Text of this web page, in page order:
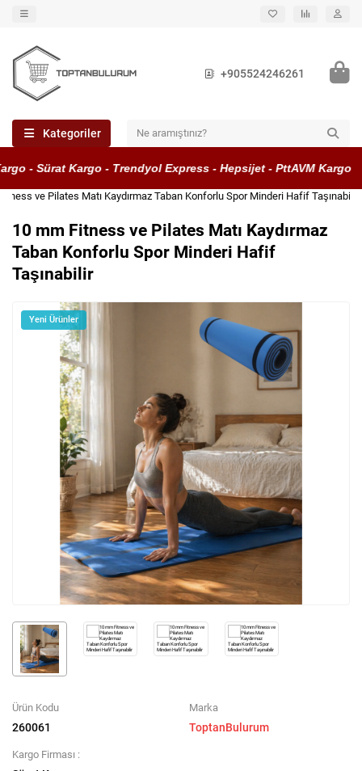
+905524246261
Kategoriler
- Sürat Kargo - Trendyol Express - Hepsijet - PttAVM Kargo
ve Pilates Matı Kaydırmaz Taban Konforlu Spor Minderi Hafif Taşınabilir
10 mm Fitness ve Pilates Matı Kaydırmaz
Taban Konforlu Spor Minderi Hafif
Taşınabilir
Yeni Ürünler
Ürün Kodu
260061
Marka
ToptanBulurum
Kargo Firması :